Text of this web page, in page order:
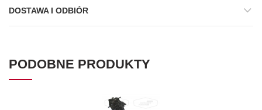
DOSTAWA I ODBIÓR
PODOBNE PRODUKTY